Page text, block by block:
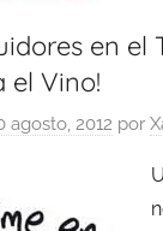
en el
el Vino!
agosto, 2012 por